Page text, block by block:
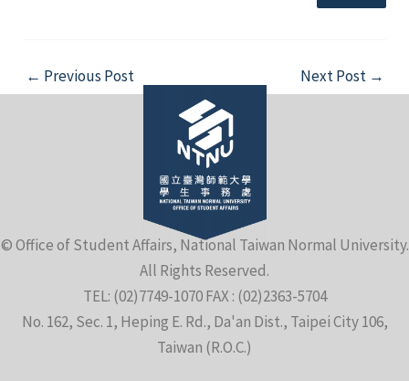
Post
navigation
← Previous Post Next Post →
© Office of Student Affairs, National Taiwan Normal University.
All Rights Reserved.
TEL: (02)7749-1070 FAX : (02)2363-5704
No. 162, Sec. 1, Heping E. Rd., Da'an Dist., Taipei City 106,
Taiwan (R.O.C.)